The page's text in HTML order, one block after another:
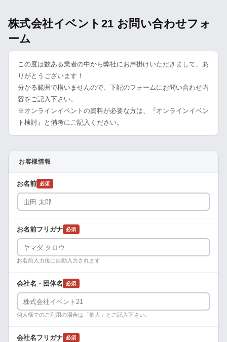
株式会社イベント21 お問い合わせフォ
ーム
この度は数ある業者の中から弊社にお声掛けいただきまして、あ
りがとうございます！
分かる範囲で構いませんので、下記のフォームにお問い合わせ内
容をご記入下さい。
※オンラインイベントの資料が必要な方は、『オンラインイベン
ト検討』と備考にご記入ください。
お客様情報
お名前 必須
お名前フリガナ 必須
お名前入力後に自動入力されます
会社名・団体名 必須
個人様でのご利用の場合は「個人」とご記入下さい。
会社名フリガナ 必須